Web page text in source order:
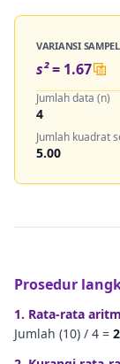
VARIANSI SAMPEL
s²= 1.67
Jumlah data (n)
4
Jumlah kuadrat
5.00
Prosedur
1. Rata-rata
Jumlah (10) / 4 =